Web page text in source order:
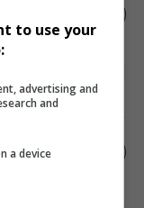
to use your
advertising and
and
a device